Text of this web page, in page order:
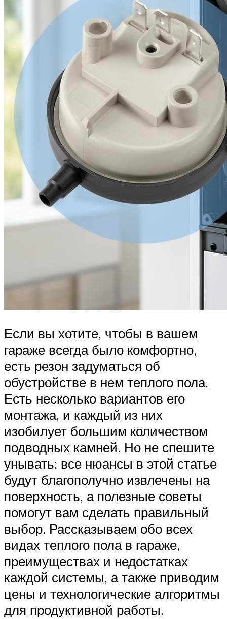
Если вы хотите, чтобы в вашем
гараже всегда было комфортно,
есть резон задуматься об
обустройстве в нем теплого пола.
Есть несколько вариантов его
монтажа, и каждый из них
изобилует большим количеством
подводных камней. Но не спешите
унывать: все нюансы в этой статье
будут благополучно извлечены на
поверхность, а полезные советы
помогут вам сделать правильный
выбор. Рассказываем обо всех
видах теплого пола в гараже,
преимуществах и недостатках
каждой системы, а также приводим
цены и технологические алгоритмы
для продуктивной работы.